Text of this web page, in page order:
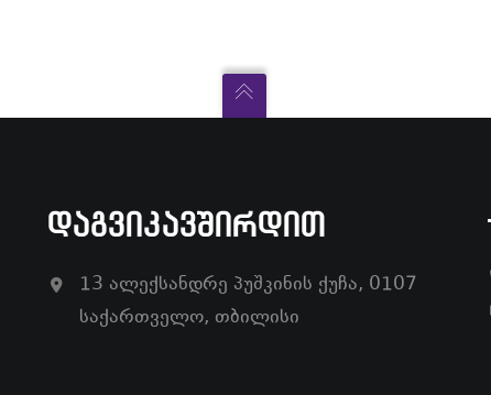
ᲓᲐᲒᲕᲘᲙᲐᲕᲨᲘᲠᲓᲘᲗ
13 ალექსანდრე პუშკინის ქუჩა, 0107
საქართველო, თბილისი